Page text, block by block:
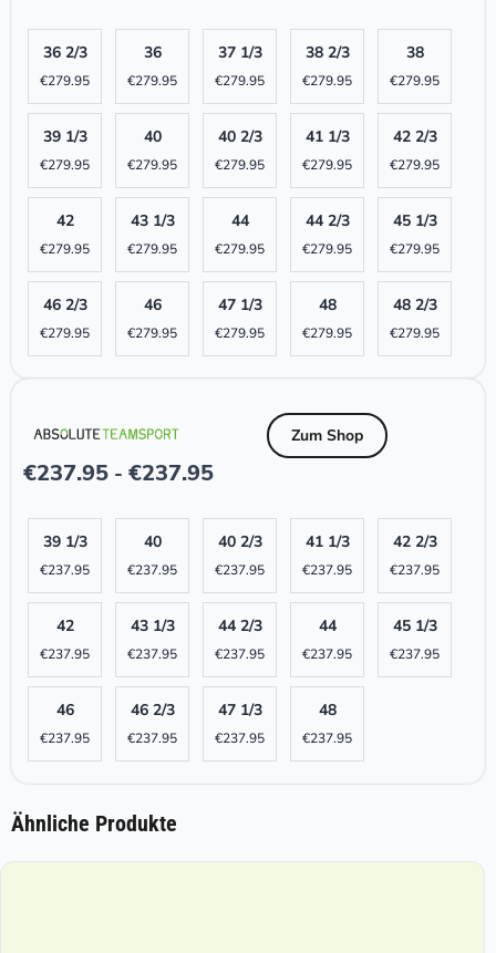
36 2/3
€279.95
36
€279.95
37 1/3
€279.95
38 2/3
€279.95
38
€279.95
39 1/3
€279.95
40
€279.95
40 2/3
€279.95
41 1/3
€279.95
42 2/3
€279.95
42
€279.95
43 1/3
€279.95
44
€279.95
44 2/3
€279.95
45 1/3
€279.95
46 2/3
€279.95
46
€279.95
47 1/3
€279.95
48
€279.95
48 2/3
€279.95
€237.95 - €237.95
Zum Shop
39 1/3
€237.95
40
€237.95
40 2/3
€237.95
41 1/3
€237.95
42 2/3
€237.95
42
€237.95
43 1/3
€237.95
44 2/3
€237.95
44
€237.95
45 1/3
€237.95
46
€237.95
46 2/3
€237.95
47 1/3
€237.95
48
€237.95
Ähnliche Produkte